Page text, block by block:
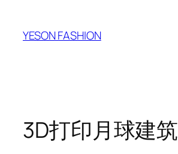
YESON FASHION
3D打印月球建筑